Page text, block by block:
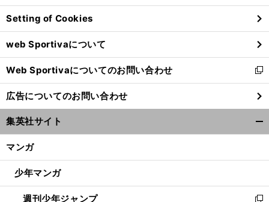
ン
ド
ウ
で
開
く
Setting of Cookies
web Sportivaについて
Web Sportivaについてのお問い合わせ
新
し
い
ウ
ィ
ン
ウ
開
く
広告についてのお問い合わせ
集英社サイト
マンガ
少年マンガ
週刊少年ジャンプ